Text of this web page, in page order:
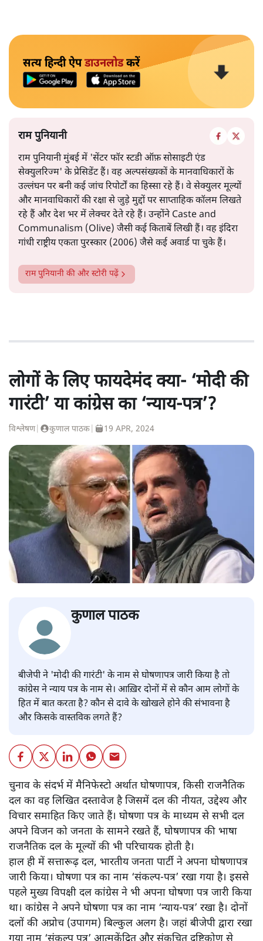
सत्य हिन्दी ऐपडाउनलोडकरें
राम पुनियानी
राम पुनियानी मुंबई में 'सेंटर फॉर स्टडी ऑफ़ सोसाइटी एंड
सेक्युलरिज्म' के प्रेसिडेंट हैं। वह अल्पसंख्यकों के मानवाधिकारों के
उल्लंघन पर बनी कई जांच रिपोर्टों का हिस्सा रहे हैं। वे सेक्युलर मूल्यों
और मानवाधिकारों की रक्षा से जुड़े मुद्दों पर साप्ताहिक कॉलम लिखते
रहे हैं और देश भर में लेक्चर देते रहे हैं। उन्होंने Caste and
Communalism (Olive) जैसी कई किताबें लिखी हैं। वह इंदिरा
गांधी राष्ट्रीय एकता पुरस्कार (2006) जैसे कई अवार्ड पा चुके हैं।
राम पुनियानी की और स्टोरी पढ़ें
लोगों के लिए फायदेमंद क्या- ‘मोदी की
गारंटी’ या कांग्रेस का ‘न्याय-पत्र’?
विश्लेषण| कुणाल पाठक 19 APR, 2024
कुणाल पाठक
बीजेपी ने 'मोदी की गारंटी' के नाम से घोषणापत्र जारी किया है तो
कांग्रेस ने न्याय पत्र के नाम से। आख़िर दोनों में से कौन आम लोगों के
हित में बात करता है? कौन से दावे के खोखले होने की संभावना है
और किसके वास्तविक लगते हैं?
चुनाव के संदर्भ में मैनिफेस्टो अर्थात घोषणापत्र, किसी राजनैतिक
दल का वह लिखित दस्तावेज है जिसमें दल की नीयत, उद्देश्य और
विचार समाहित किए जाते हैं। घोषणा पत्र के माध्यम से सभी दल
अपने विजन को जनता के सामने रखते हैं, घोषणापत्र की भाषा
राजनैतिक दल के मूल्यों की भी परिचायक होती है।
हाल ही में सत्तारूढ़ दल, भारतीय जनता पार्टी ने अपना घोषणापत्र
जारी किया। घोषणा पत्र का नाम ‘संकल्प-पत्र’ रखा गया है। इससे
पहले मुख्य विपक्षी दल कांग्रेस ने भी अपना घोषणा पत्र जारी किया
था। कांग्रेस ने अपने घोषणा पत्र का नाम ‘न्याय-पत्र’ रखा है। दोनों
दलों की अप्रोच (उपागम) बिल्कुल अलग है। जहां बीजेपी द्वारा रखा